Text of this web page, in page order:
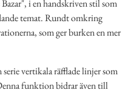
i en handskriven stil som
temat. Rundt omkring
som ger burken en mer
vertikala räfflade linjer som
funktion bidrar även till